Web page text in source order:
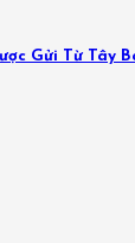
Gửi Từ Tây